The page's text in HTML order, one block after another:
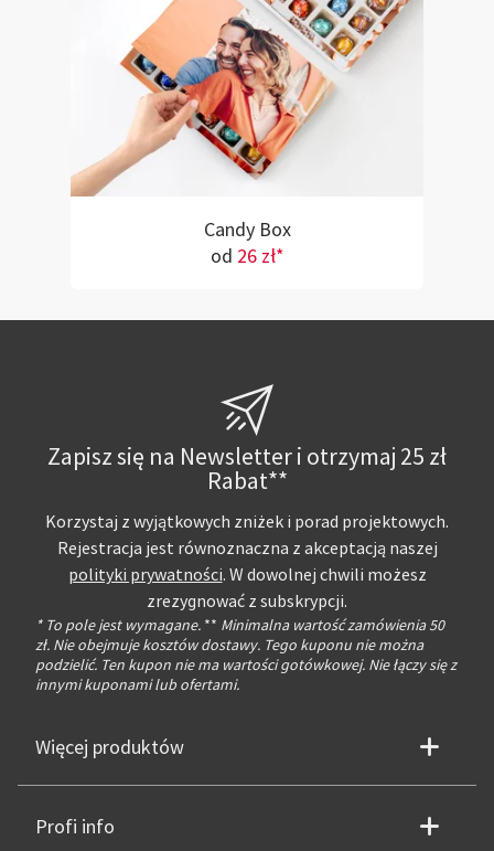
Candy Box
od 26 zł*
Zapisz się na Newsletter i otrzymaj 25 zł
Rabat**
Korzystaj z wyjątkowych zniżek i porad projektowych.
Rejestracja jest równoznaczna z akceptacją naszej
polityki prywatności. W dowolnej chwili możesz
zrezygnować z subskrypcji.
* To pole jest wymagane. ** Minimalna wartość zamówienia 50
zł. Nie obejmuje kosztów dostawy. Tego kuponu nie można
podzielić. Ten kupon nie ma wartości gotówkowej. Nie łączy się z
innymi kuponami lub ofertami.
Więcej produktów
Profi info